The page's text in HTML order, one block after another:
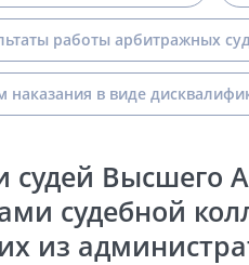
работы арбитражных
в виде
Высшего
судебной
из